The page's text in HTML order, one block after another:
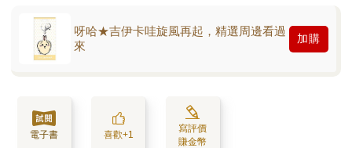
呀哈★吉伊卡哇旋風再起，精選周邊看過
來
加購
電子書 喜歡+1
寫評價
賺金幣